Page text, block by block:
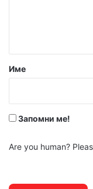
р
Име
Запомни ме!
Are you human?